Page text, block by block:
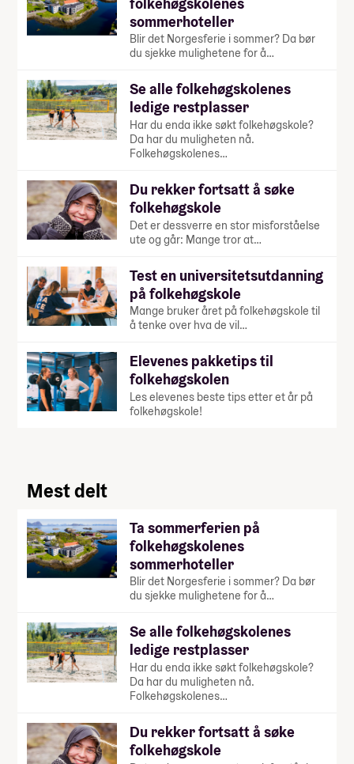
sommerhoteller
Blir det Norgesferie i sommer? Da bør
du sjekke mulighetene for å…
Se alle folkehøgskolenes
ledige restplasser
Har du enda ikke søkt folkehøgskole?
Da har du muligheten nå.
Folkehøgskolenes…
Du rekker fortsatt å søke
folkehøgskole
Det er dessverre en stor misforståelse
ute og går: Mange tror at…
Test en universitetsutdanning
på folkehøgskole
Mange bruker året på folkehøgskole til
å tenke over hva de vil…
Elevenes pakketips til
folkehøgskolen
Les elevenes beste tips etter et år på
folkehøgskole!
Mest delt
Ta sommerferien på
folkehøgskolenes
sommerhoteller
Blir det Norgesferie i sommer? Da bør
du sjekke mulighetene for å…
Se alle folkehøgskolenes
ledige restplasser
Har du enda ikke søkt folkehøgskole?
Da har du muligheten nå.
Folkehøgskolenes…
Du rekker fortsatt å søke
folkehøgskole